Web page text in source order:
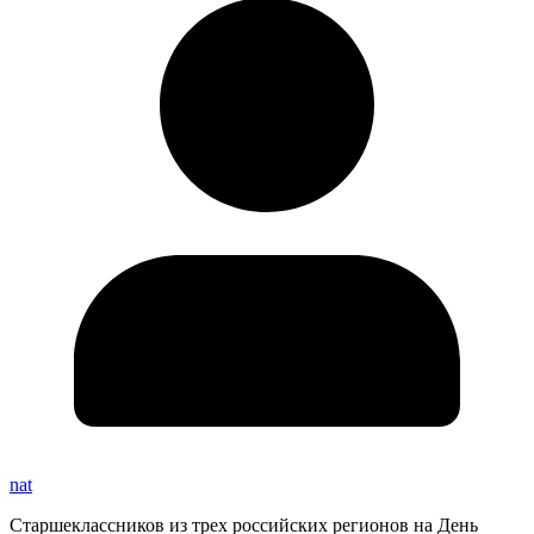
nat
Старшеклассников из трех российских регионов на День